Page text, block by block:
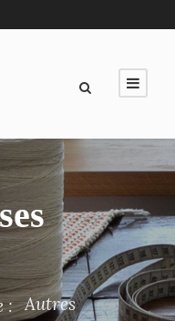
: Autres